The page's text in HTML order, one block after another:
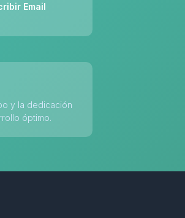
Email
y la dedicación
óptimo.